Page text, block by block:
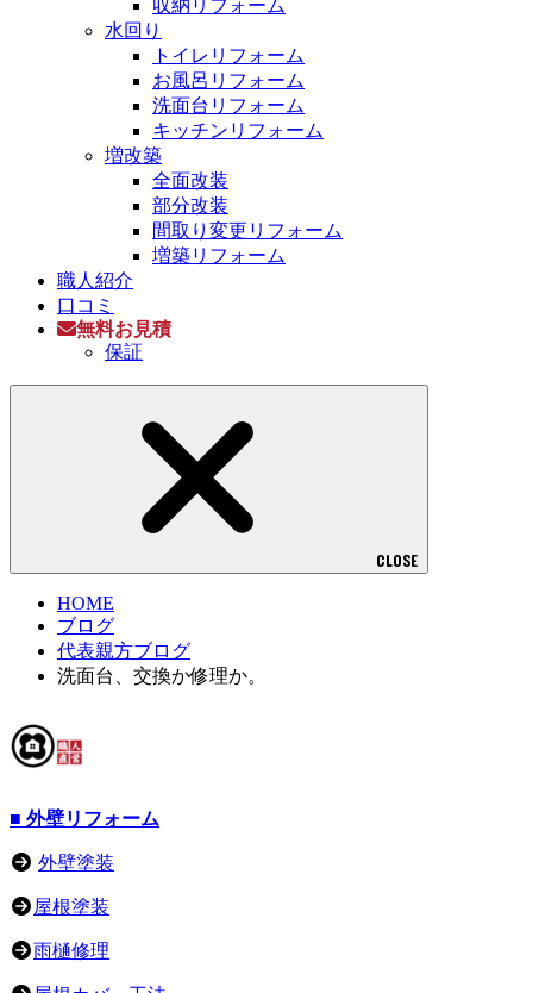
収納リフォーム
水回り
トイレリフォーム
お風呂リフォーム
洗面台リフォーム
キッチンリフォーム
増改築
全面改装
部分改装
間取り変更リフォーム
増築リフォーム
職人紹介
口コミ
無料お見積
保証
CLOSE
HOME
ブログ
代表親方ブログ
洗面台、交換か修理か。
■ 外壁リフォーム
外壁塗装
屋根塗装
雨樋修理